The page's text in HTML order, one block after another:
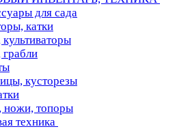
для сада
катки
кусторезы
ножи, топоры
техника